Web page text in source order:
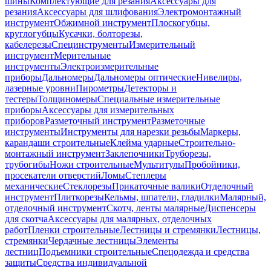
резанияАксессуары для шлифованияЭлектромонтажный
инструментОбжимной инструментПлоскогубцы,
круглогубцыКусачки, болторезы,
кабелерезыСпецинструментыИзмерительный
инструментМерительные
инструментыЭлектроизмерительные
приборыДальномерыДальномеры оптическиеНивелиры,
лазерные уровниПирометрыДетекторы и
тестерыТолщиномерыСпециальные измерительные
приборыАксессуары для измерительных
приборовРазметочный инструментРазметочные
инструментыИнструменты для нарезки резьбыМаркеры,
карандаши строительныеКлейма ударныеСтроительно-
монтажный инструментЗаклепочникиТруборезы,
трубогибыНожи строительныеМультитулыПробойники,
просекатели отверстийЛомыСтеплеры
механическиеСтеклорезыПрикаточные валикиОтделочный
инструментПлиткорезыКельмы, шпатели, гладилкиМалярный,
отделочный инструментСкотч, ленты малярныеДиспенсеры
для скотчаАксессуары для малярных, отделочных
работПленки строительныеЛестницы и стремянкиЛестницы,
стремянкиЧердачные лестницыЭлементы
лестницПодъемники строительныеСпецодежда и средства
защитыСредства индивидуальной